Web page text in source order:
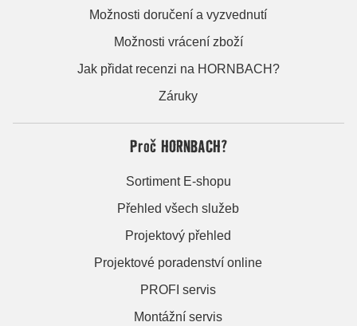
Možnosti doručení a vyzvednutí
Možnosti vrácení zboží
Jak přidat recenzi na HORNBACH?
Záruky
Proč HORNBACH?
Sortiment E-shopu
Přehled všech služeb
Projektový přehled
Projektové poradenství online
PROFI servis
Montážní servis